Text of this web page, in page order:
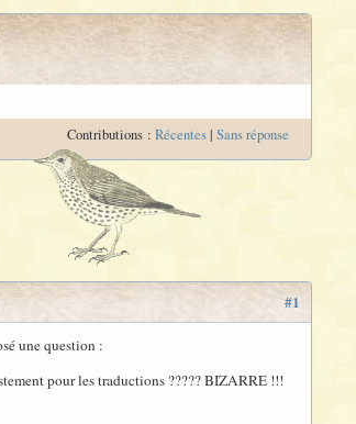
Contributions : Récentes| Sans réponse
#1
une question :
pour les traductions ????? BIZARRE !!!